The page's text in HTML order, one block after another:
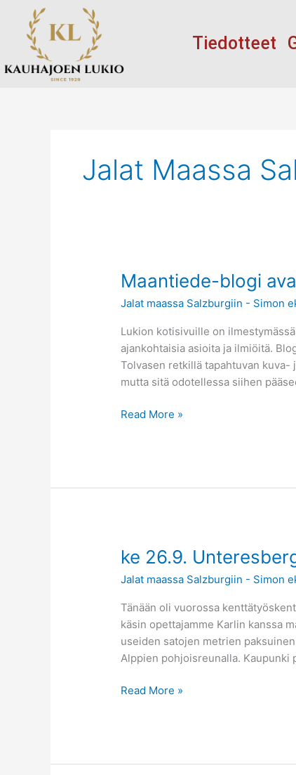
sisältöön
Tiedotteet
Jalat Maassa
Maantiede-blogi
Jalat maassa Salzburgiin - Simon
Lukion kotisivuille on
ajankohtaisia asioita ja ilmiöitä.
Tolvasen retkillä tapahtuvan kuva-
mutta sitä odotellessa siihen
Maantiede-
avattu
Read More »
ke 26.9.
Jalat maassa Salzburgiin - Simon
Tänään oli vuorossa
käsin opettajamme Karlin kanssa
useiden satojen metrien
Alppien pohjoisreunalla. Kaupunki
ke
Unteresberg
ja
Salzburg
VIDEOITA
ja
Read More »